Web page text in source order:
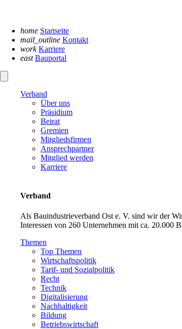
home Startseite
mail_outline Kontakt
work Karriere
east Bauportal
Verband
Über uns
Präsidium
Beirat
Gremien
Mitgliedsfirmen
Ansprechpartner
Mitglied werden
Karriere
Verband
Als Bauindustrieverband Ost e. V. sind wir der
Interessen von 260 Unternehmen mit ca. 20.000
Themen
Top Themen
Wirtschaftspolitik
Tarif- und Sozialpolitik
Recht
Technik
Digitalisierung
Nachhaltigkeit
Bildung
Betriebswirtschaft